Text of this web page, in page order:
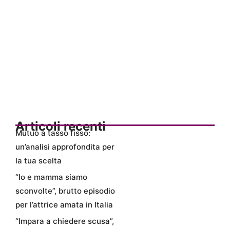
Articoli recenti
Mutuo a tasso fisso:
un’analisi approfondita per
la tua scelta
“Io e mamma siamo
sconvolte”, brutto episodio
per l’attrice amata in Italia
“Impara a chiedere scusa”,